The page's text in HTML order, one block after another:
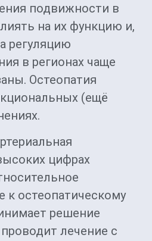
подвижности в
на их функцию и,
регуляцию
в регионах чаще
Остеопатия
(ещё
цифрах
к остеопатическому
решение
лечение с